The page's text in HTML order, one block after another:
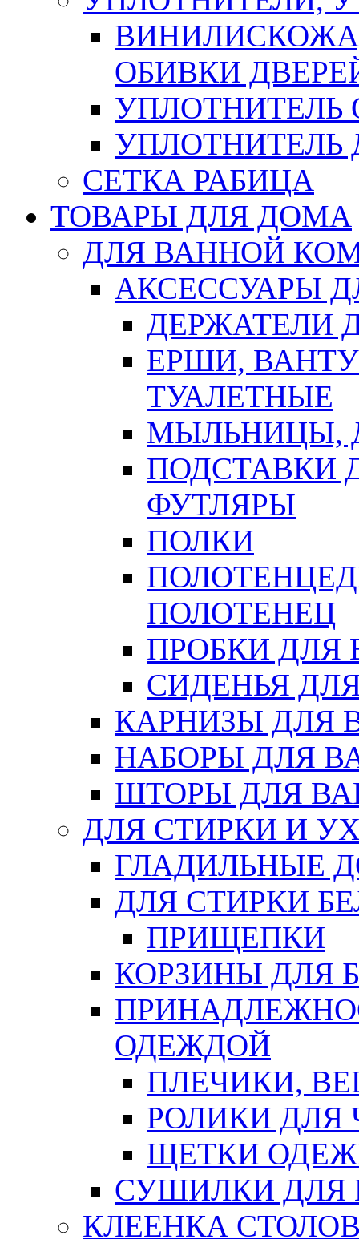
ОБИВКИ
УПЛОТНИТЕЛЬ
СЕТКА РАБИЦА
ТОВАРЫ ДЛЯ ДОМА
ДЛЯ ВАННОЙ
АКСЕССУАРЫ
ДЕРЖАТЕЛИ
ЕРШИ,
ТУАЛЕТНЫЕ
МЫЛЬНИЦЫ,
ПОДСТАВКИ
ФУТЛЯРЫ
ПОЛКИ
ПОЛОТЕНЕЦ
ПРОБКИ ДЛЯ
СИДЕНЬЯ
КАРНИЗЫ ДЛЯ
НАБОРЫ ДЛЯ
ШТОРЫ ДЛЯ
ДЛЯ СТИРКИ И
ГЛАДИЛЬНЫЕ
ДЛЯ СТИРКИ
ПРИЩЕПКИ
КОРЗИНЫ ДЛЯ
ОДЕЖДОЙ
ПЛЕЧИКИ,
РОЛИКИ ДЛЯ
ЩЕТКИ
СУШИЛКИ ДЛЯ
КЛЕЕНКА